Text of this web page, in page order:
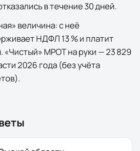
в течение 30 дней.
величина: с неё
НДФЛ 13 % и платит
«Чистый» МРОТ на руки —23 829
2026 года (без учёта